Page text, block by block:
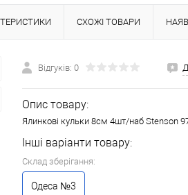
СХОЖІ ТОВАРИ
Відгуків: 0
Опис товару:
Ялинкові кульки 8см 4шт/наб Stenson
Інші варіанти товару:
Склад зберігання:
Одеса №3